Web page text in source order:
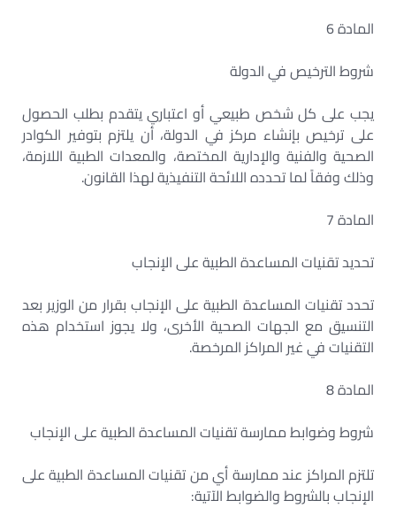
المادة 6
شروط الترخيص في الدولة
يجب على كل شخص طبيعي أو اعتباري يتقدم بطلب الحصول
على ترخيص بإنشاء مركز في الدولة، أن يلتزم بتوفير الكوادر
الصحية والفنية والإدارية المختصة، والمعدات الطبية اللازمة،
وذلك وفقاً لما تحدده اللائحة التنفيذية لهذا القانون.
المادة 7
تحديد تقنيات المساعدة الطبية على الإنجاب
تحدد تقنيات المساعدة الطبية على الإنجاب بقرار من الوزير بعد
التنسيق مع الجهات الصحية الأخرى، ولا يجوز استخدام هذه
التقنيات في غير المراكز المرخصة.
المادة 8
شروط وضوابط ممارسة تقنيات المساعدة الطبية على الإنجاب
تلتزم المراكز عند ممارسة أي من تقنيات المساعدة الطبية على
الإنجاب بالشروط والضوابط الآتية: